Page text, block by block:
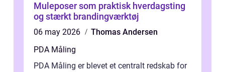
Muleposer som praktisk hverdagsting
og stærkt brandingværktøj
06 may 2026
Thomas Andersen
PDA Måling
PDA Måling er blevet et centralt redskab for